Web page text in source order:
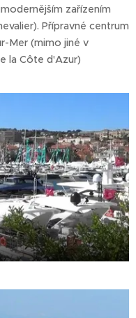
zařízením
Přípravné centrum
Mer (mimo jiné v
la Côte d'Azur)